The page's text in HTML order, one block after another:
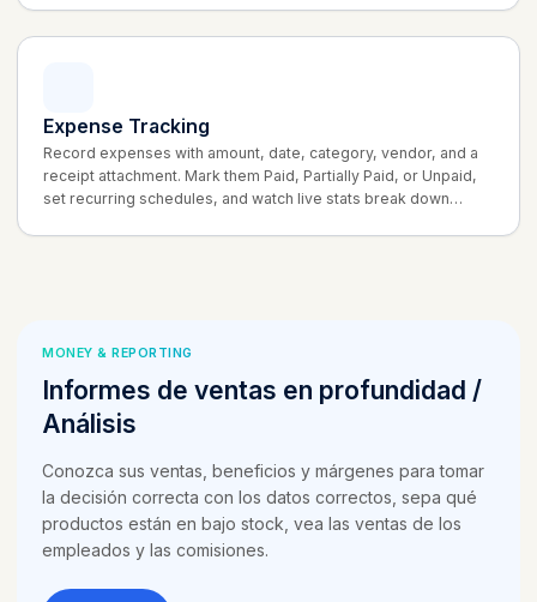
Expense Tracking
Record expenses with amount, date, category, vendor, and a
receipt attachment. Mark them Paid, Partially Paid, or Unpaid,
set recurring schedules, and watch live stats break down
MONEY & REPORTING
Informes de ventas en profundidad /
Análisis
Conozca sus ventas, beneficios y márgenes para tomar
la decisión correcta con los datos correctos, sepa qué
productos están en bajo stock, vea las ventas de los
empleados y las comisiones.